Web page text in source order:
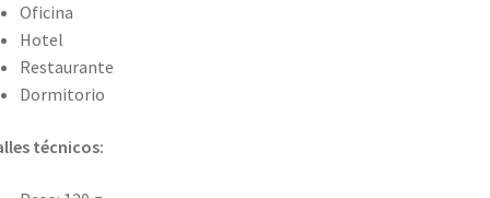
Oficina
Hotel
Restaurante
Dormitorio
técnicos: